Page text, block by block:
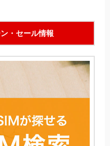
・セール情報